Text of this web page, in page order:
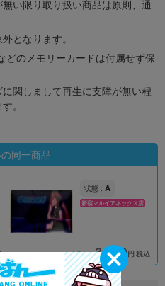
い限り取り扱い商品は原則、通
となります。
どのメモリーカードは付属せず保
関しまして再生に支障が無い程
。
同一商品
状態 : A
新宿マルイアネックス店
在庫あり 3,410円 税込